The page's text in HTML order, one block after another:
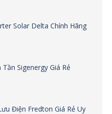
Solar Delta Chính Hãng
Sigenergy Giá Rẻ
Điện Fredton Giá Rẻ Uy